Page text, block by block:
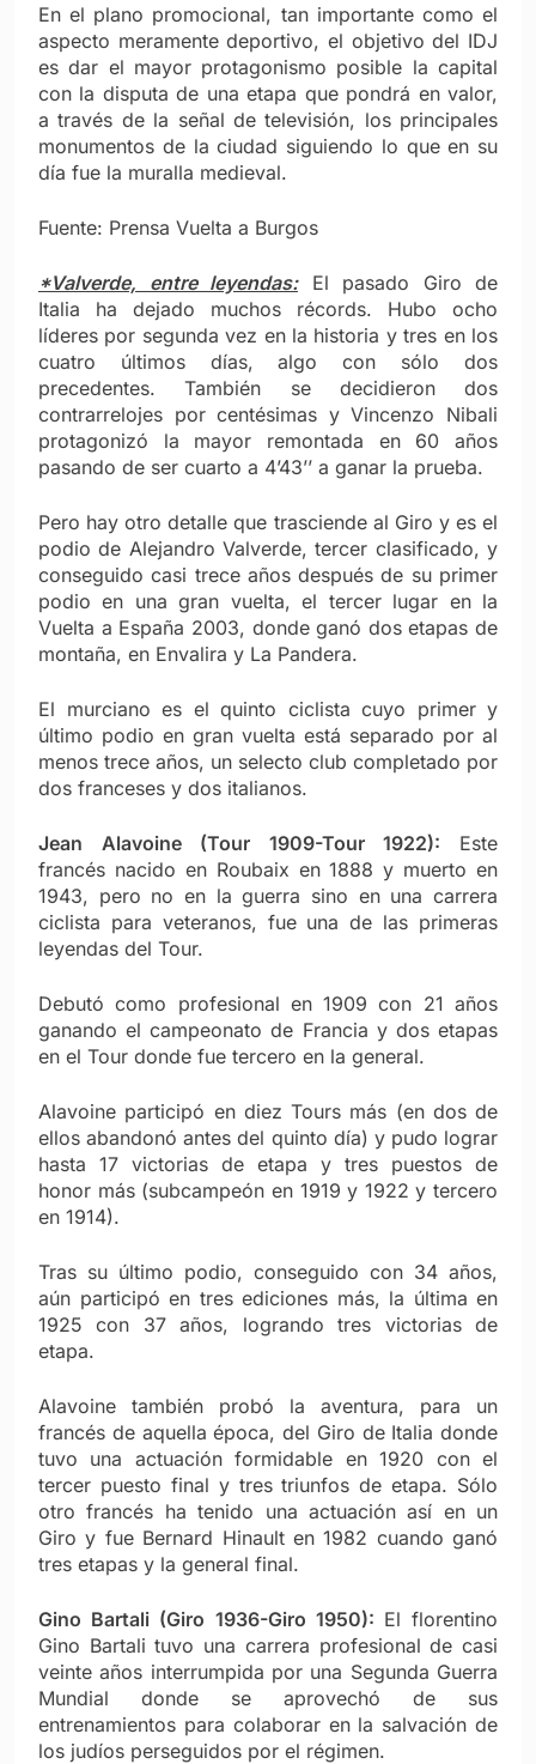
En el plano promocional, tan importante como el
aspecto meramente deportivo, el objetivo del IDJ
es dar el mayor protagonismo posible la capital
con la disputa de una etapa que pondrá en valor,
a través de la señal de televisión, los principales
monumentos de la ciudad siguiendo lo que en su
día fue la muralla medieval.
Fuente: Prensa Vuelta a Burgos
*Valverde, entre leyendas:El pasado Giro de
Italia ha dejado muchos récords. Hubo ocho
líderes por segunda vez en la historia y tres en los
cuatro últimos días, algo con sólo dos
precedentes. También se decidieron dos
contrarrelojes por centésimas y Vincenzo Nibali
protagonizó la mayor remontada en 60 años
pasando de ser cuarto a 4’43’’ a ganar la prueba.
Pero hay otro detalle que trasciende al Giro y es el
podio de Alejandro Valverde, tercer clasificado, y
conseguido casi trece años después de su primer
podio en una gran vuelta, el tercer lugar en la
Vuelta a España 2003, donde ganó dos etapas de
montaña, en Envalira y La Pandera.
El murciano es el quinto ciclista cuyo primer y
último podio en gran vuelta está separado por al
menos trece años, un selecto club completado por
dos franceses y dos italianos.
Jean Alavoine (Tour 1909-Tour 1922): Este
francés nacido en Roubaix en 1888 y muerto en
1943, pero no en la guerra sino en una carrera
ciclista para veteranos, fue una de las primeras
leyendas del Tour.
Debutó como profesional en 1909 con 21 años
ganando el campeonato de Francia y dos etapas
en el Tour donde fue tercero en la general.
Alavoine participó en diez Tours más (en dos de
ellos abandonó antes del quinto día) y pudo lograr
hasta 17 victorias de etapa y tres puestos de
honor más (subcampeón en 1919 y 1922 y tercero
en 1914).
Tras su último podio, conseguido con 34 años,
aún participó en tres ediciones más, la última en
1925 con 37 años, logrando tres victorias de
etapa.
Alavoine también probó la aventura, para un
francés de aquella época, del Giro de Italia donde
tuvo una actuación formidable en 1920 con el
tercer puesto final y tres triunfos de etapa. Sólo
otro francés ha tenido una actuación así en un
Giro y fue Bernard Hinault en 1982 cuando ganó
tres etapas y la general final.
Gino Bartali (Giro 1936-Giro 1950): El florentino
Gino Bartali tuvo una carrera profesional de casi
veinte años interrumpida por una Segunda Guerra
Mundial donde se aprovechó de sus
entrenamientos para colaborar en la salvación de
los judíos perseguidos por el régimen.